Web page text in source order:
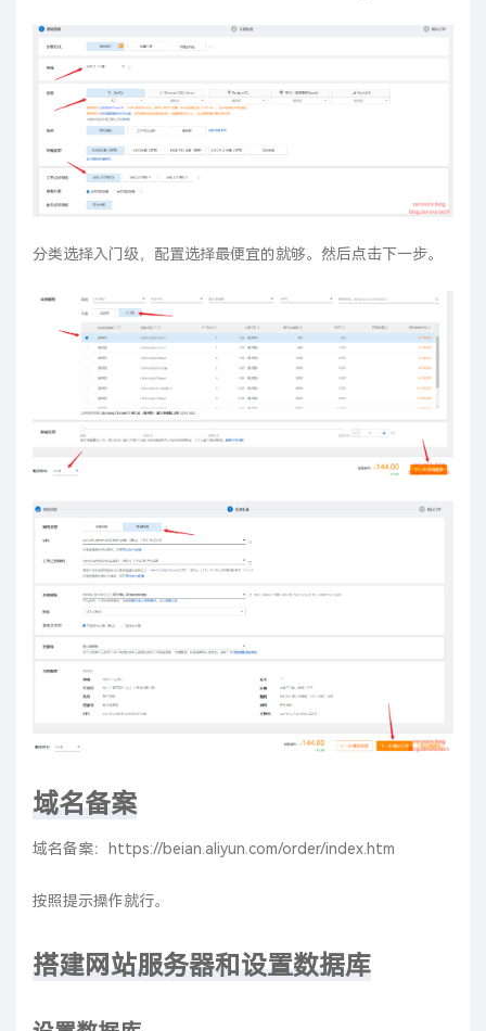
分类选择入门级，配置选择最便宜的就够。然后点击下一步。
域名备案
域名备案： https://beian.aliyun.com/order/index.htm
按照提示操作就行。
搭建网站服务器和设置数据库